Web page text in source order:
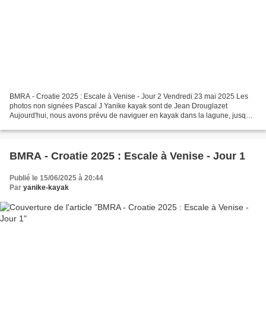
BMRA - Croatie 2025 : Escale à Venise - Jour 2 Vendredi 23 mai 2025 Les
photos non signées Pascal J Yanike kayak sont de Jean Drouglazet
Aujourd'hui, nous avons prévu de naviguer en kayak dans la lagune, jusqu'à
BMRA - Croatie 2025 : Escale à Venise - Jour 1
Publié le 15/06/2025 à 20:44
Par yanike-kayak